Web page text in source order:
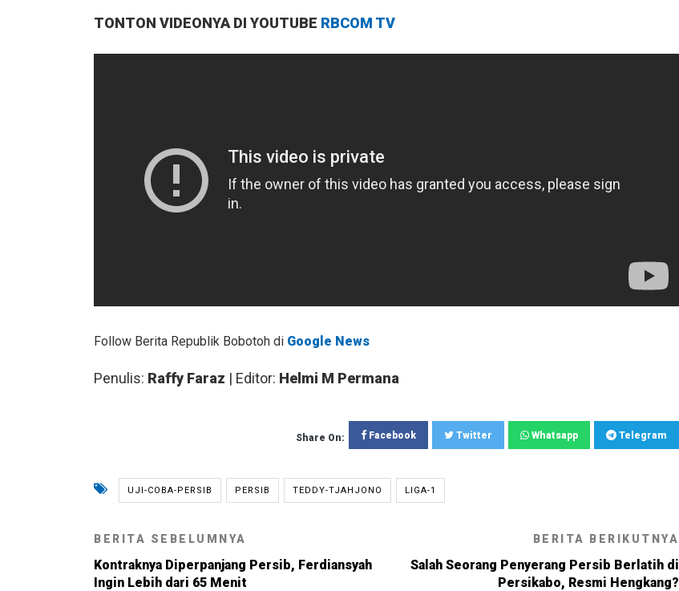
TONTON VIDEONYA DI YOUTUBE RBCOM TV
Follow Berita Republik Bobotoh di Google News
Penulis: Raffy Faraz | Editor: Helmi M Permana
Share On: Facebook Twitter Whatsapp Telegram
UJI-COBA-PERSIB PERSIB TEDDY-TJAHJONO LIGA-1
BERITA SEBELUMNYA
Kontraknya Diperpanjang Persib, Ferdiansyah
Ingin Lebih dari 65 Menit
BERITA BERIKUTNYA
Salah Seorang Penyerang Persib Berlatih di
Persikabo, Resmi Hengkang?